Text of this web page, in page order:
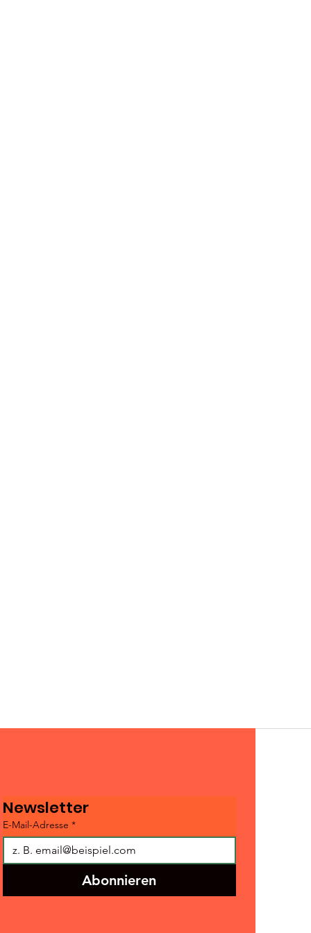
Newsletter
E-Mail-Adresse *
Abonnieren